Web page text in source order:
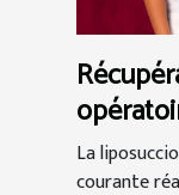
La
courante